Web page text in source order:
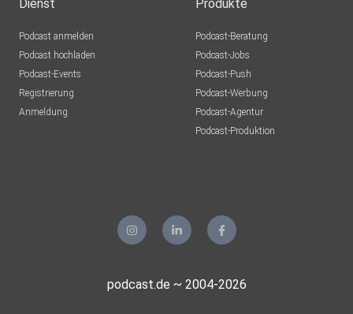
Dienst
Podcast anmelden
Podcast hochladen
Podcast-Events
Registrierung
Anmeldung
Produkte
Podcast-Beratung
Podcast-Jobs
Podcast-Push
Podcast-Werbung
Podcast-Agentur
Podcast-Produktion
podcast.de ~ 2004-2026